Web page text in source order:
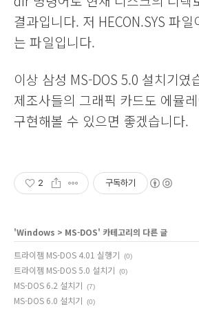
결과입니다. 저 HECON.SYS 파
는 파일입니다.
이상 삼성 MS-DOS 5.0 설치기였
제조사들의 그래픽 카드도 에뮬
구현해볼 수 있으면 좋겠습니다.
2 구독하기
'Windows > MS-DOS' 카테고리의 다른 글
트라이젬 MS-DOS 4.01 실행기
(0)
트라이젬 MS-DOS 5.0 설치기 (0)
MS-DOS 6.2 설치기 (7)
MS-DOS 6.0 설치기 (0)